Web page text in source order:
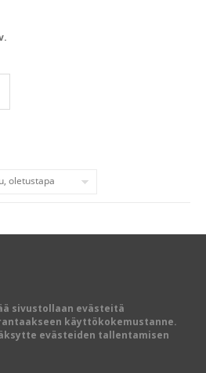
hinta oli: €101.00.
hinta on: €94.90.
sivustollaan evästeitä
käyttökokemustanne.
evästeiden tallentamisen